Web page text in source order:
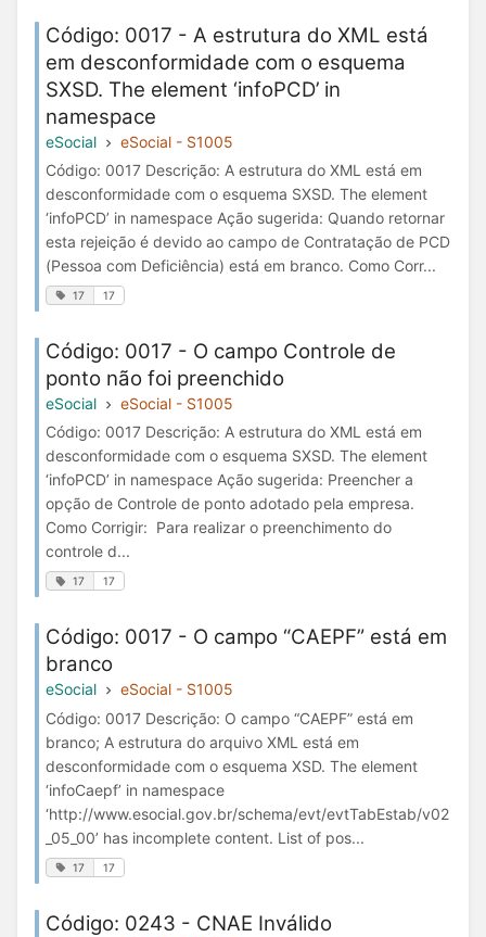
Código: 0017 - A estrutura do XML está
em desconformidade com o esquema
SXSD. The element ‘infoPCD’ in
namespace
eSocial
eSocial - S1005
Código: 0017 Descrição: A estrutura do XML está em
desconformidade com o esquema SXSD. The element
‘infoPCD’ in namespace Ação sugerida: Quando retornar
esta rejeição é devido ao campo de Contratação de PCD
(Pessoa com Deficiência) está em branco. Como Corr...
17 17
Código: 0017 - O campo Controle de
ponto não foi preenchido
eSocial
eSocial - S1005
Código: 0017 Descrição: A estrutura do XML está em
desconformidade com o esquema SXSD. The element
‘infoPCD’ in namespace Ação sugerida: Preencher a
opção de Controle de ponto adotado pela empresa.
Como Corrigir: Para realizar o preenchimento do
controle d...
17 17
Código: 0017 - O campo “CAEPF” está em
branco
eSocial
eSocial - S1005
Código: 0017 Descrição: O campo “CAEPF” está em
branco; A estrutura do arquivo XML está em
desconformidade com o esquema XSD. The element
‘infoCaepf’ in namespace
‘http://www.esocial.gov.br/schema/evt/evtTabEstab/v02
_05_00’ has incomplete content. List of pos...
17 17
Código: 0243 - CNAE Inválido